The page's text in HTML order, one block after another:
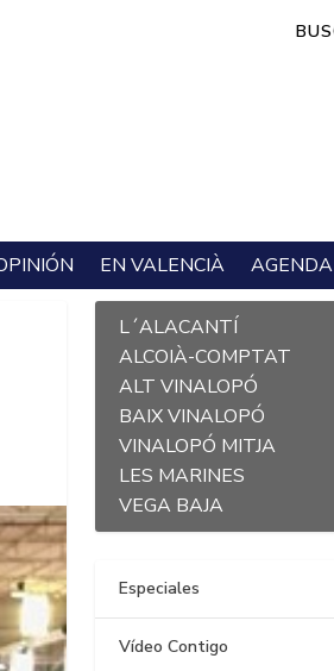
EN VALENCIÀ AGENDA
L´ALACANTÍ
ALCOIÀ-COMPTAT
ALT VINALOPÓ
BAIX VINALOPÓ
VINALOPÓ MITJA
LES MARINES
VEGA BAJA
Especiales
Vídeo Contigo